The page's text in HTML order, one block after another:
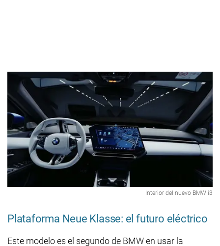
Interior del nuevo BMW i3
Plataforma Neue Klasse: el futuro eléctrico
Este modelo es el segundo de BMW en usar la